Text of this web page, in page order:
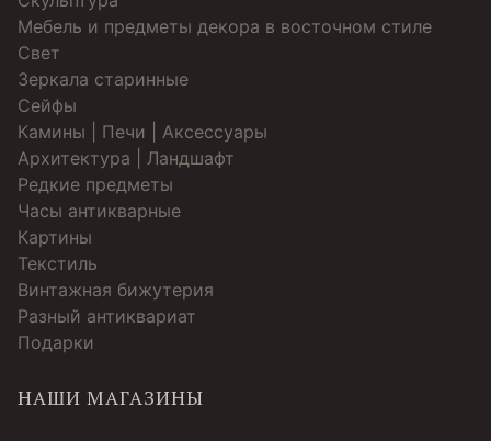
Мебель и предметы декора в восточном стиле
Свет
Зеркала старинные
Cейфы
Камины | Печи | Аксессуары
Архитектура | Ландшафт
Редкие предметы
Часы антикварные
Картины
Текстиль
Винтажная бижутерия
Разный антиквариат
Подарки
НАШИ МАГАЗИНЫ